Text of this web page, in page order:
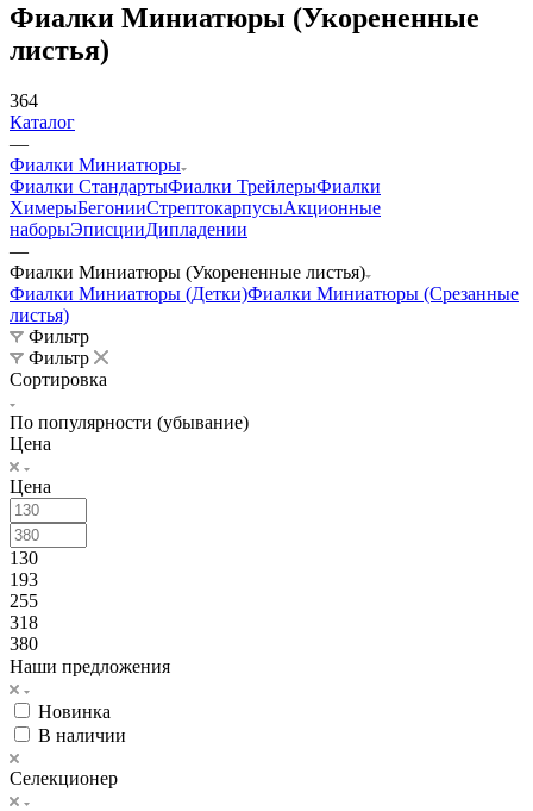
Фиалки Миниатюры (Укорененные
листья)
364
Каталог
—
Фиалки Миниатюры
Фиалки СтандартыФиалки ТрейлерыФиалки
ХимерыБегонииСтрептокарпусыАкционные
наборыЭписцииДипладении
—
Фиалки Миниатюры (Укорененные листья)
Фиалки Миниатюры (Детки)Фиалки Миниатюры (Срезанные
листья)
Фильтр
Фильтр
Сортировка
По популярности (убывание)
Цена
Цена
130
193
255
318
380
Наши предложения
Новинка
В наличии
Селекционер